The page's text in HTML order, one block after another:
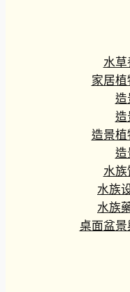
水
家居
造
造
造景植
造
水
水族
水族
桌面盆